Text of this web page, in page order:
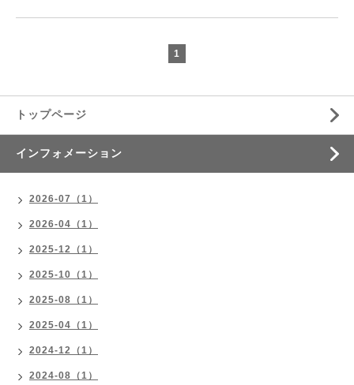
1
トップページ
インフォメーション
2026-07（1）
2026-04（1）
2025-12（1）
2025-10（1）
2025-08（1）
2025-04（1）
2024-12（1）
2024-08（1）